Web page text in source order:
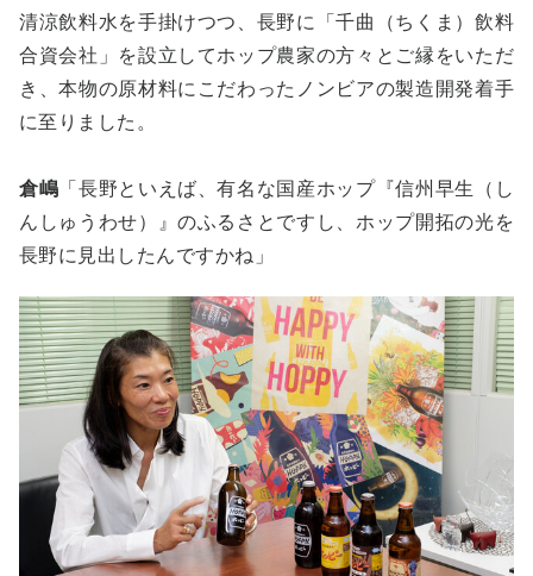
清涼飲料水を手掛けつつ、長野に「千曲（ちくま）飲料
合資会社」を設立してホップ農家の方々とご縁をいただ
き、本物の原材料にこだわったノンビアの製造開発着手
に至りました。
倉嶋 「長野といえば、有名な国産ホップ『信州早生（し
んしゅうわせ）』のふるさとですし、ホップ開拓の光を
長野に見出したんですかね」